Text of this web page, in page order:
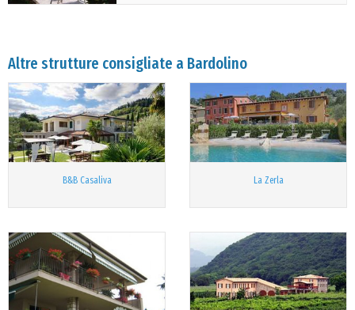
Altre strutture consigliate a Bardolino
B&B Casaliva La Zerla